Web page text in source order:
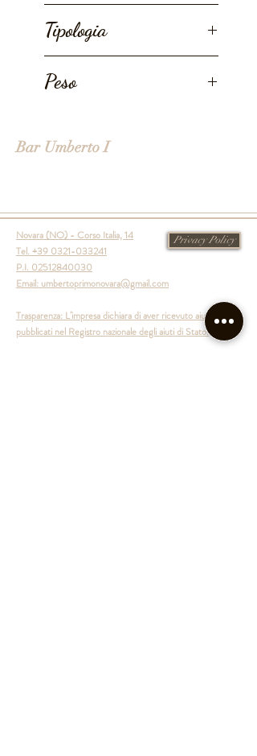
Tipologia
Biologica.
Peso
Bar Umberto I
Novara (NO) - Corso Italia, 14
Tel. +39 0321-033241
P.I. 02512840030
Email: umbertoprimonovara@gmail.com
Trasparenza: L’impresa dichiara di aver ricevuto aiuti
pubblicati nel Registro nazionale degli aiuti di Stato.
Privacy Policy